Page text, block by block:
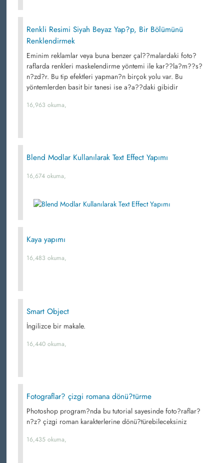
Renkli Resimi Siyah Beyaz Yap?p, Bir Bölümünü
Renklendirmek
Eminim reklamlar veya buna benzer çal??malardaki foto?
raflarda renkleri maskelendirme yöntemi ile kar??la?m??s?
n?zd?r. Bu tip efektleri yapman?n birçok yolu var. Bu
yöntemlerden basit bir tanesi ise a?a??daki gibidir
16,963 okuma,
Blend Modlar Kullanılarak Text Effect Yapımı
16,674 okuma,
Kaya yapımı
16,483 okuma,
Smart Object
İngilizce bir makale.
16,440 okuma,
Fotograflar? çizgi romana dönü?türme
Photoshop program?nda bu tutorial sayesinde foto?raflar?
n?z? çizgi roman karakterlerine dönü?türebileceksiniz
16,435 okuma,